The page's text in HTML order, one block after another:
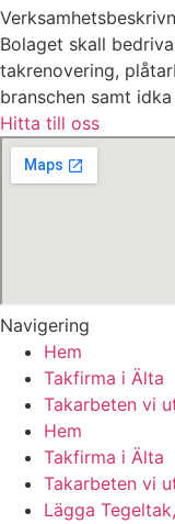
Bolaget skall
takrenovering,
branschen samt
Hitta till oss
Navigering
Hem
Takfirma i Älta
Takarbeten vi
Hem
Takfirma i Älta
Takarbeten vi
Lägga